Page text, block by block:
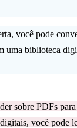
você pode
uma biblioteca
sobre PDFs
você pode